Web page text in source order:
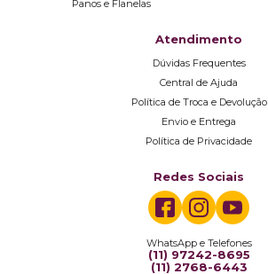
Panos e Flanelas
Atendimento
Dúvidas Frequentes
Central de Ajuda
Política de Troca e Devolução
Envio e Entrega
Política de Privacidade
Redes Sociais
WhatsApp e Telefones
(11) 97242-8695
(11) 2768-6443